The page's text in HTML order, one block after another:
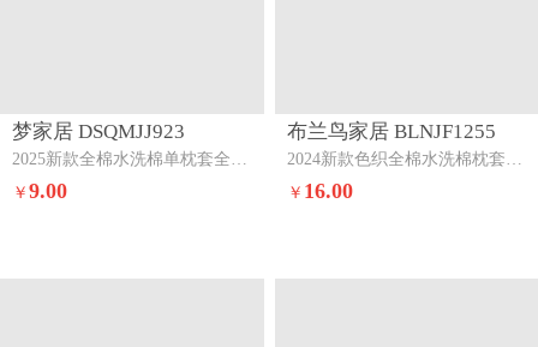
梦家居 DSQMJJ923
2025新款全棉水洗棉单枕套全棉波点米白
￥9.00
布兰鸟家居 BLNJF1255
2024新款色织全棉水洗棉枕套一对巴莉灰橘
￥ 16.00